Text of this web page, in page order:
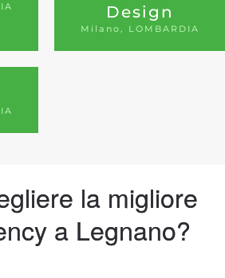
Design
Milano, LOMBARDIA
la migliore
a Legnano?